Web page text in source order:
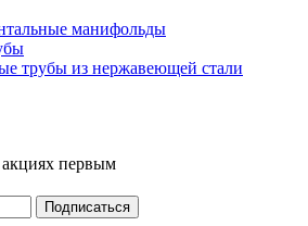
манифольды
трубы из нержавеющей стали
акциях первым